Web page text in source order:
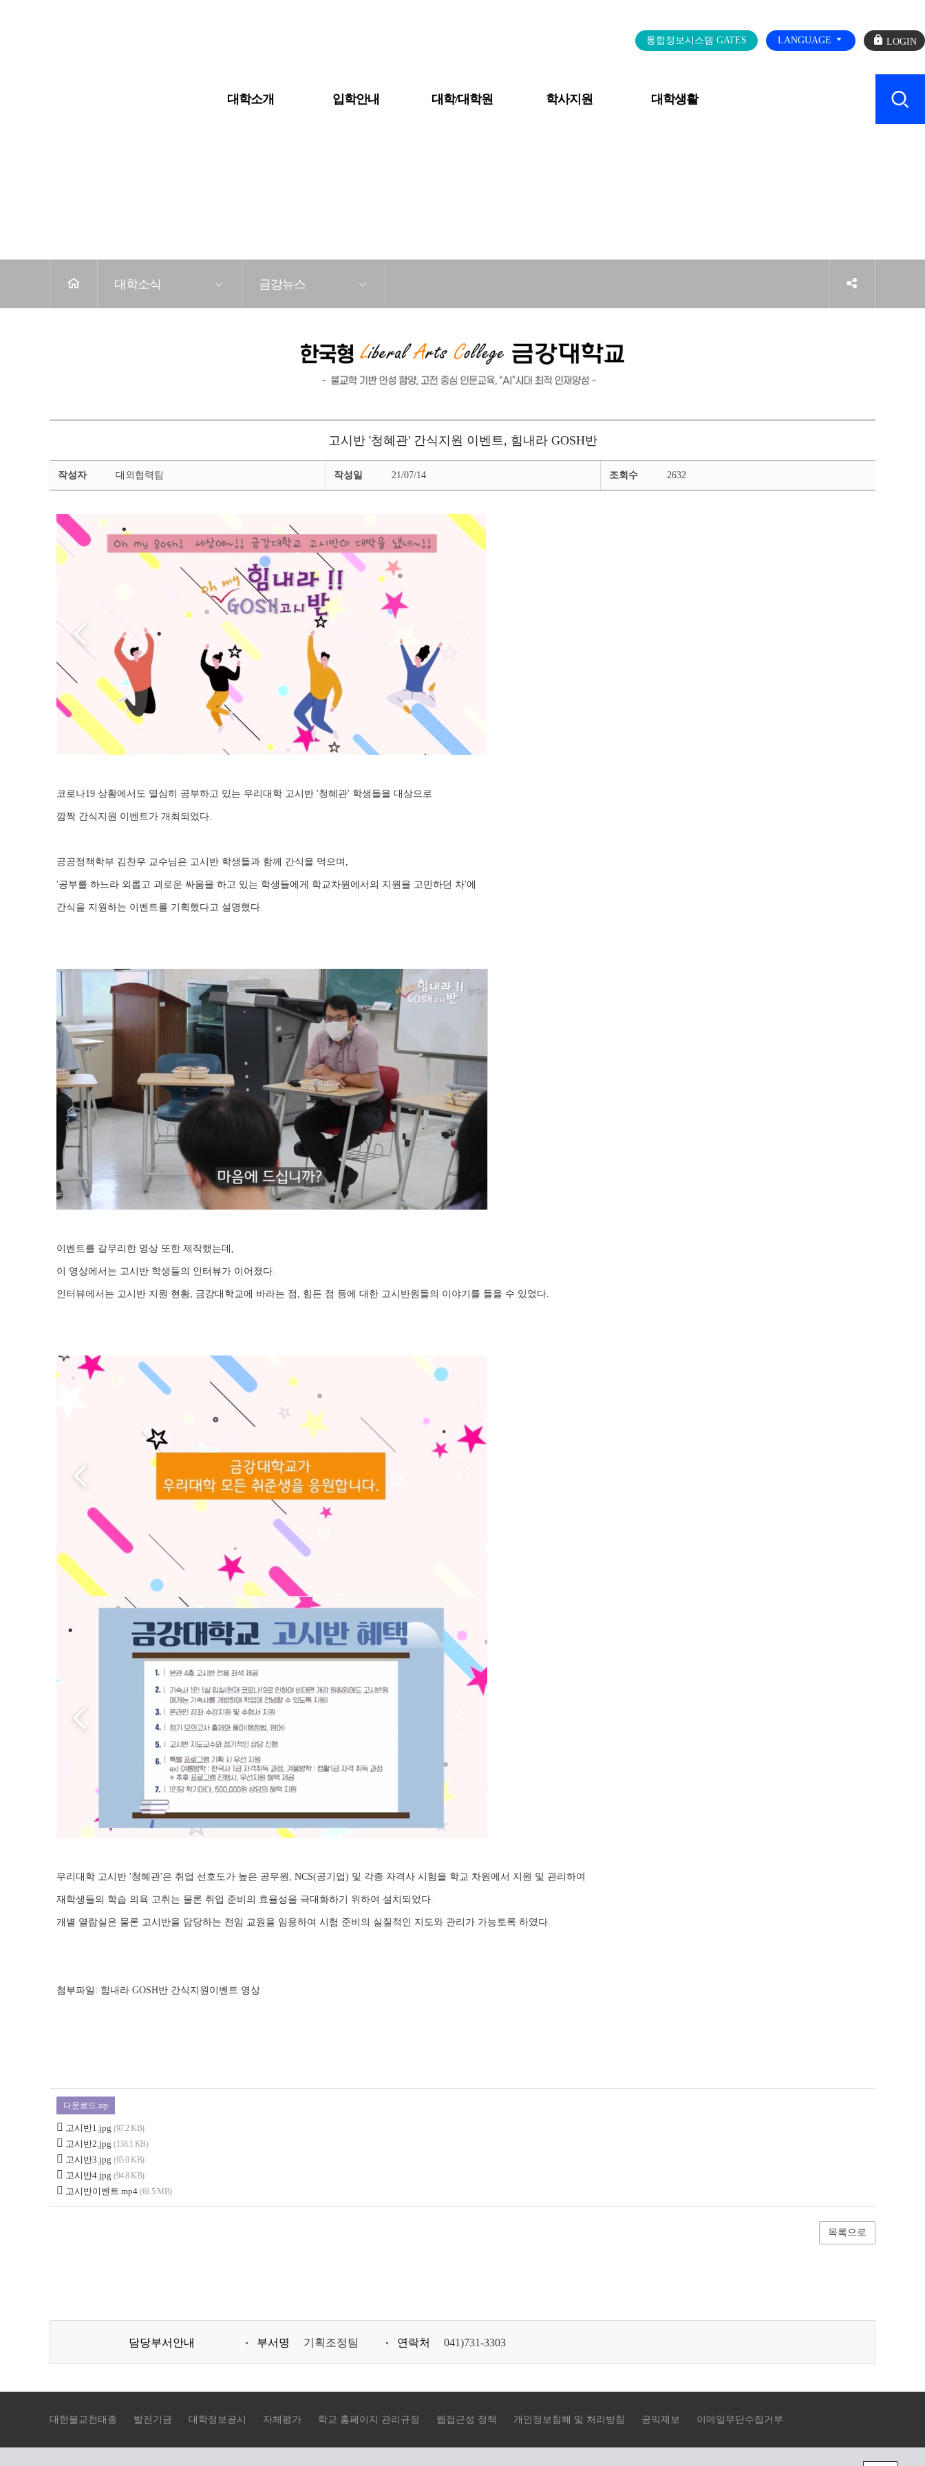
대학소개 입학안내 대학/대학원 학사지원 대학생활
캠퍼스 SERVICE
통합정보시스템 GATES LANGUAGE
로
그
대학소식 금강뉴스
강
뉴
상
페
이
고시반 '청혜관' 간식지원 이벤트, 힘내라 GOSH반
작성자 대외협력팀 작성일 21/07/14 조회수 2632
코로나19 상황에서도 열심히 공부하고 있는 우리대학 고시반 '청혜관' 학생들을 대상으로
깜짝 간식지원 이벤트가 개최되었다.
공공정책학부 김찬우 교수님은 고시반 학생들과 함께 간식을 먹으며,
'공부를 하느라 외롭고 괴로운 싸움을 하고 있는 학생들에게 학교차원에서의 지원을 고민하던 차'에
간식을 지원하는 이벤트를 기획했다고 설명했다.
이벤트를 갈무리한 영상 또한 제작했는데,
이 영상에서는 고시반 학생들의 인터뷰가 이어졌다.
인터뷰에서는 고시반 지원 현황, 금강대학교에 바라는 점, 힘든 점 등에 대한 고시반원들의 이야기를 들을 수 있었다.
우리대학 고시반 '청혜관'은 취업 선호도가 높은 공무원, NCS(공기업) 및 각종 자격사 시험을 학교 차원에서 지원 및 관리하여
재학생들의 학습 의욕 고취는 물론 취업 준비의 효율성을 극대화하기 위하여 설치되었다.
개별 열람실은 물론 고시반을 담당하는 전임 교원을 임용하여 시험 준비의 실질적인 지도와 관리가 가능토록 하였다.
첨부파일: 힘내라 GOSH반 간식지원이벤트 영상
다운로드.zip
고시반1.jpg (97.2 KB)
고시반2.jpg (138.1 KB)
고시반3.jpg (65.0 KB)
고시반4.jpg (94.8 KB)
고시반이벤트.mp4 (61.5 MB)
목록으로
담당부서안내 부서명 기획조정팀 연락처 041)731-3303
대한불교천태종 발전기금 대학정보공시 자체평가 학교 홈페이지 관리규정 웹접근성 정책 개인정보침해 및 처리방침 공익제보 이메일무단수집거부